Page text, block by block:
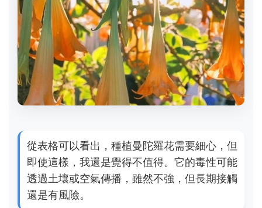
從表格可以看出，種植曼陀羅花需要細心，但
即使這樣，我還是覺得不值得。它的毒性可能
透過土壤或空氣傳播，雖然不強，但長期接觸
還是有風險。